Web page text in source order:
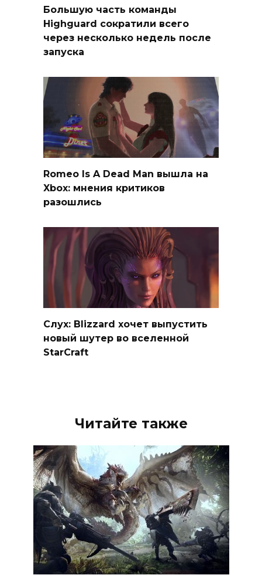
Большую часть команды
Highguard сократили всего
через несколько недель после
запуска
Romeo Is A Dead Man вышла на
Xbox: мнения критиков
разошлись
Слух: Blizzard хочет выпустить
новый шутер во вселенной
StarCraft
Читайте также